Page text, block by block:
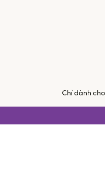
Chỉ dành